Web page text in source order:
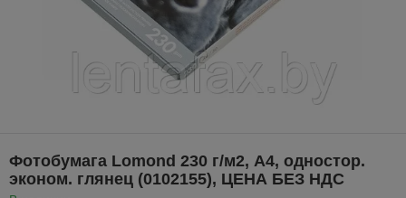
Фотобумага Lomond 230 г/м2, А4, одностор.
эконом. глянец (0102155), ЦЕНА БЕЗ НДС